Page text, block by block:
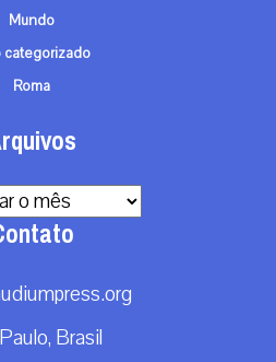
Mundo
categorizado
Roma
Brasil